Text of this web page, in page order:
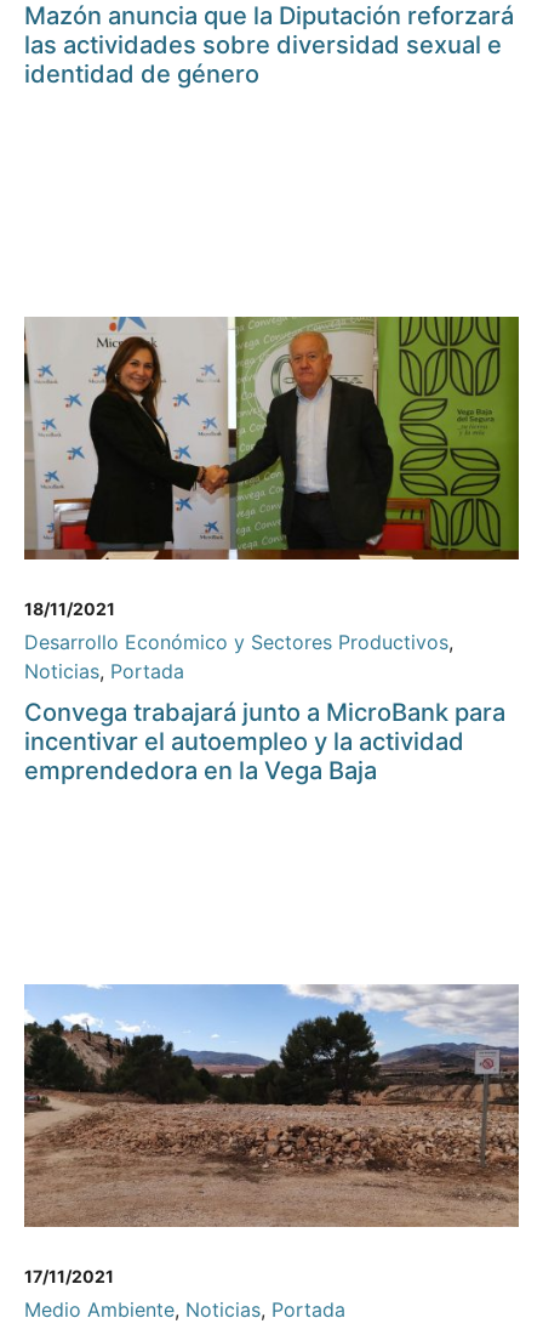
Mazón anuncia que la Diputación reforzará
las actividades sobre diversidad sexual e
identidad de género
18/11/2021
Desarrollo Económico y Sectores Productivos,
Noticias, Portada
Convega trabajará junto a MicroBank para
incentivar el autoempleo y la actividad
emprendedora en la Vega Baja
17/11/2021
Medio Ambiente, Noticias, Portada